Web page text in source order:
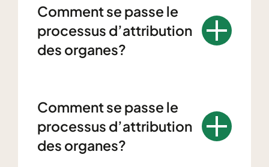
Comment se passe le
processus d’attribution
des organes?
Comment se passe le
processus d’attribution
des organes?